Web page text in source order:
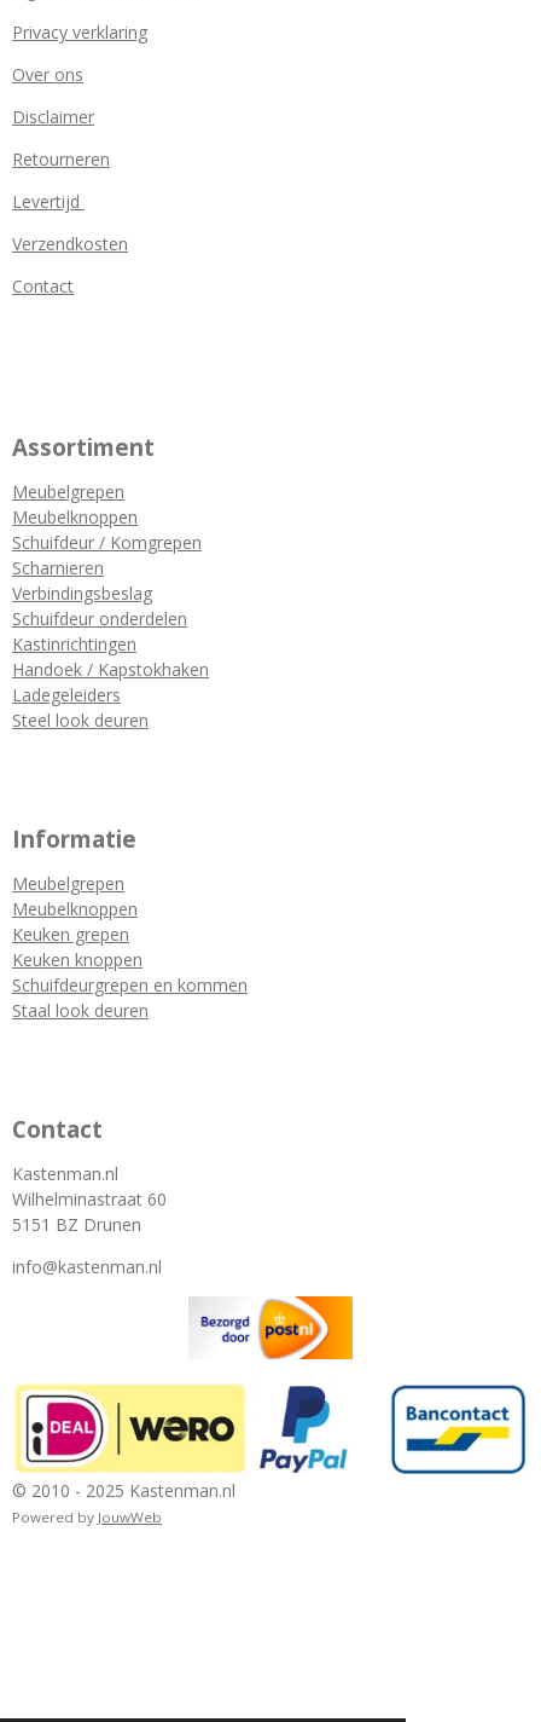
Privacy verklaring
Over ons
Disclaimer
Retourneren
Levertijd
Verzendkosten
Contact
Assortiment
Meubelgrepen
Meubelknoppen
Schuifdeur / Komgrepen
Scharnieren
Verbindingsbeslag
Schuifdeur onderdelen
Kastinrichtingen
Handoek / Kapstokhaken
Ladegeleiders
Steel look deuren
Informatie
Meubelgrepen
Meubelknoppen
Keuken grepen
Keuken knoppen
Schuifdeurgrepen en kommen
Staal look deuren
Contact
Kastenman.nl
Wilhelminastraat 60
5151 BZ Drunen
info@kastenman.nl
© 2010 - 2025 Kastenman.nl
Powered by JouwWeb